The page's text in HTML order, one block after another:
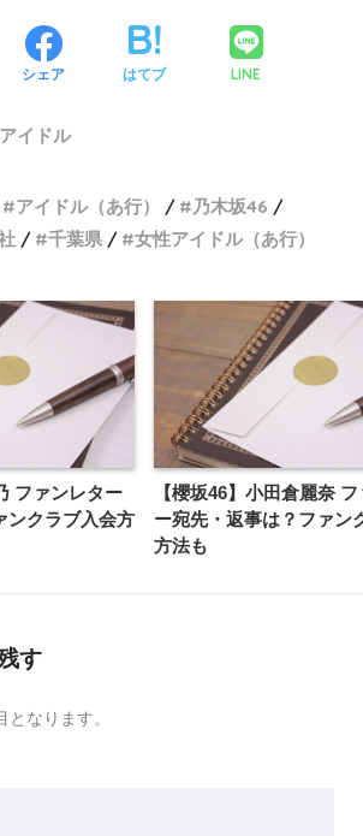
シェア はてブ LINE
イドル
アイドル（あ行）
乃木坂46
千葉県 女性アイドル（あ行）
ファンレター
ンクラブ入会方
【櫻坂46】小田倉麗奈
ー宛先・返事は？ファン
方法も
す
なります。